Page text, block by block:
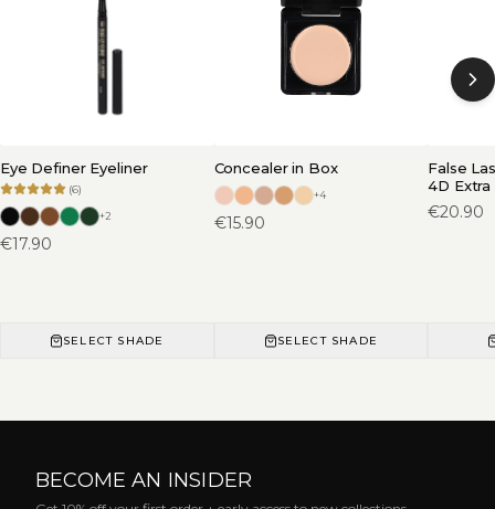
Eye Definer Eyeliner
(6)
+2
€17.90
SELECT SHADE
Concealer in Box
+4
€15.90
SELECT SHADE
False
4D
€20.90
BECOME AN INSIDER